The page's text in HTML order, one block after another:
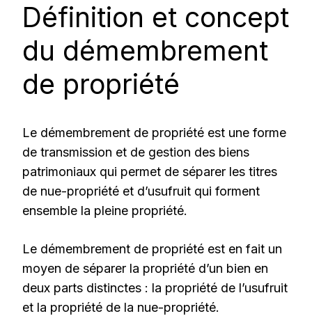
Définition et concept
du démembrement
de propriété
Le démembrement de propriété est une forme
de transmission et de gestion des biens
patrimoniaux qui permet de séparer les titres
de nue-propriété et d’usufruit qui forment
ensemble la pleine propriété.
Le démembrement de propriété est en fait un
moyen de séparer la propriété d’un bien en
deux parts distinctes : la propriété de l’usufruit
et la propriété de la nue-propriété.